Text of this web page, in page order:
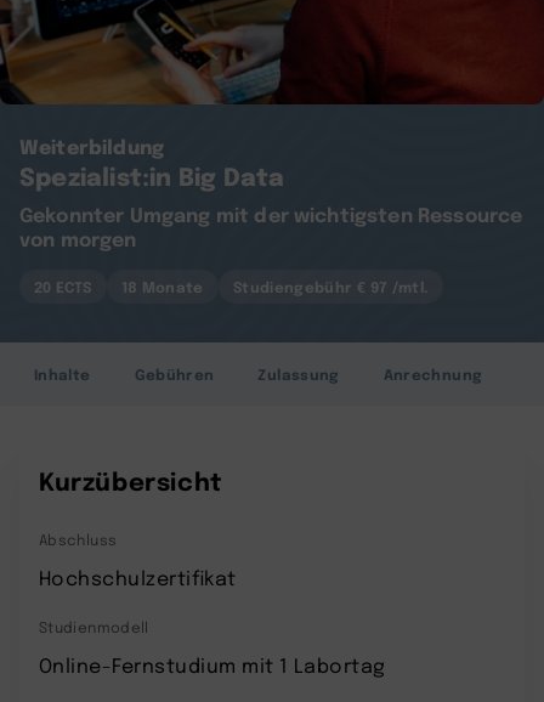
Weiterbildung
Spezialist:in Big Data
Gekonnter Umgang mit der wichtigsten Ressource
von morgen
20 ECTS 18 Monate Studiengebühr € 97 /mtl.
Inhalte Gebühren Zulassung Anrechnung
Kurzübersicht
Abschluss
Hochschulzertifikat
Studienmodell
Online-Fernstudium mit 1 Labortag